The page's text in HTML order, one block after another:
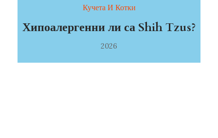
Кучета И Котки
Хипоалергенни ли са Shih Tzus?
2026